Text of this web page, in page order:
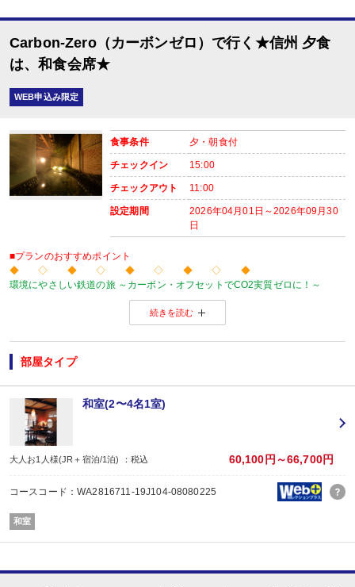
■夕食
場所:
レストラン
内容:
和食会席
■朝食
レストラン
和食
【時間】07：00～09：00
Carbon-Zero（カーボンゼロ）で行く★信州 夕食
は、和食会席★
WEB申込み限定
食事条件 夕・朝食付
チェックイン 15:00
チェックアウト 11:00
設定期間
2026年04月01日～2026年09月30
日
■プランのおすすめポイント
◆ ◇ ◆ ◇ ◆ ◇ ◆ ◇ ◆
環境にやさしい鉄道の旅 ～カーボン・オフセットでCO2実質ゼロに！～
当プランの旅行代金にはカーボン・オフセット代金（J-クレジット代金）が含
旅行の移動で排出されるCO2を埋め合わせ（オフセット）出来る仕組みとなっ
※カーボン・オフセットについて、詳しくはこちらをご覧ください。
◆ ◇ ◆ ◇ ◆ ◇ ◆ ◇ ◆
【お楽しみメニュー】
・オリジナルポストカード付
・記念日（誕生日・結婚記念日）の前後一日の方に、地酒吟醸酒グラス1杯付！
※記念日前後一日が宿泊期間中に含まれる場合に限ります。証明できるもの
※予約条件の入力欄で記念日の内容をお選びください。
・レイトチェックアウト11:00ＯＫ！（通常10:00）
※除外日：休前日にあたる宿泊日
貸切風呂のご予約は、ご予約日の翌日以降にお客様自身で宿泊施設にご連絡く
先着順の為、ご希望の時間帯がお取り出来ない場合もございますのでお早めに
ご連絡がない場合、利用できない場合がございますので、あらかじめご了承く
続きを読む
部屋タイプ
和室(2〜4名1室)
大人お1人様(JR＋宿泊/1泊) ：税込 60,100円～66,700円
コースコード：WA2816711-19J104-08080225
和室